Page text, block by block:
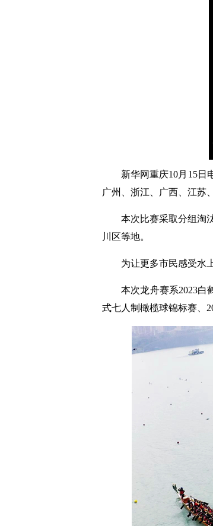
新华网重庆10月15日电
广州、浙江、广西、江苏
本次比赛采取分组淘汰
川区等地。
为让更多市民感受水上
本次龙舟赛系2023白鹤
式七人制橄榄球锦标赛、